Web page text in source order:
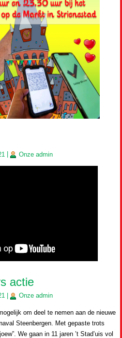
Onze admin
actie
Onze admin
om deel te nemen aan de nieuwe
Steenbergen. Met gepaste trots
We gaan in 11 jaren ’t Stad’uis vol